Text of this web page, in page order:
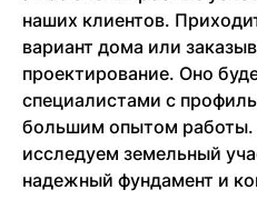
наших клиентов.
вариант дома или
проектирование. Оно
специалистами с
большим опытом
исследуем земельный
надежный фундамент и